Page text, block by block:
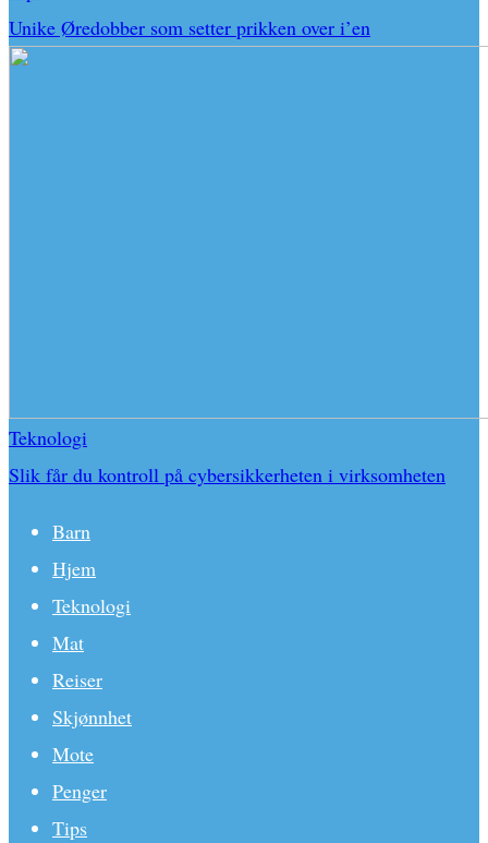
Unike Øredobber som setter prikken over i’en
Teknologi
Slik får du kontroll på cybersikkerheten i virksomheten
Barn
Hjem
Teknologi
Mat
Reiser
Skjønnhet
Mote
Penger
Tips